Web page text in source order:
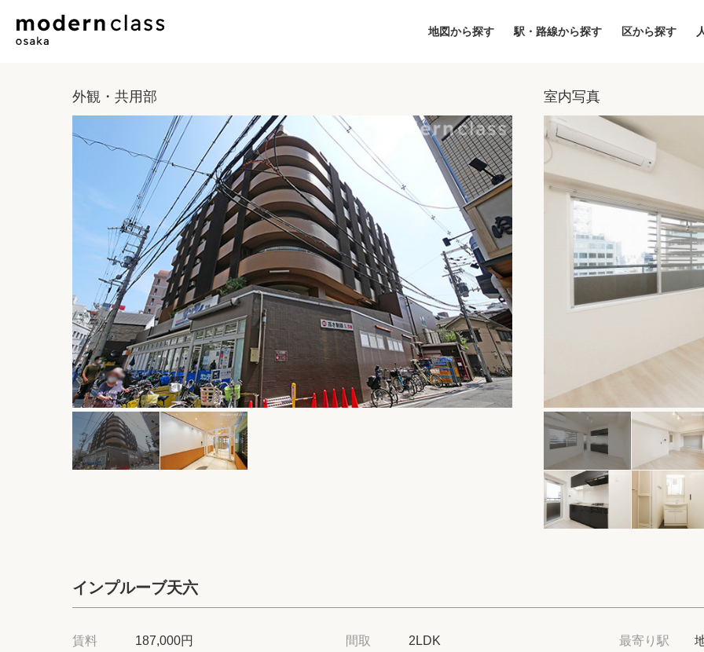
地図から探す 駅・路線から探す 区から探す
地
区から探す
人気エリアから
保存した物件
閲覧履歴
保存した検索条件
店舗・スタッフ
各種お問い合わ
外観・共用部 室内写真
インプルーブ天六
賃料 187,000円 間取 2LDK 最寄り駅